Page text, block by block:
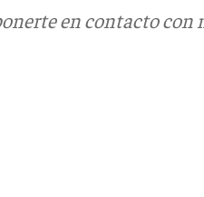
en contacto con